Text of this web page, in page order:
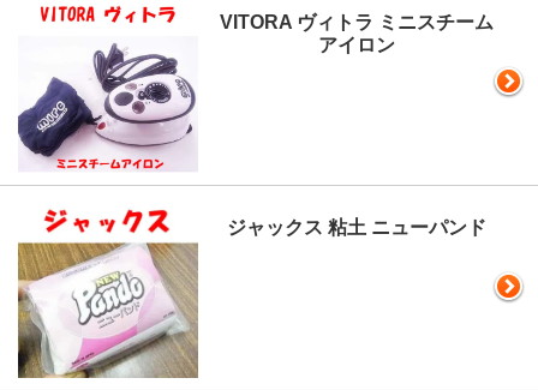
VITORA ヴィトラ ミニスチーム
アイロン
ジャックス 粘土 ニューパンド